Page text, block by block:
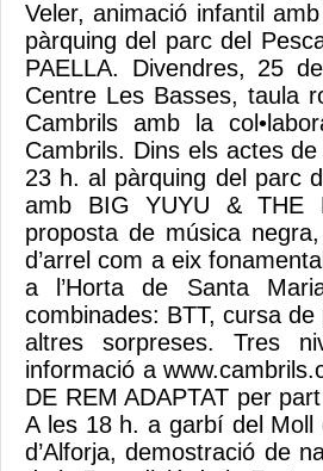
Veler, animació infantil
pàrquing del parc del
PAELLA. Divendres, 25
Centre Les Basses, taula
Cambrils amb la
Cambrils. Dins els actes
23 h. al pàrquing del parc
amb BIG YUYU & THE
proposta de música
d’arrel com a eix
a l’Horta de Santa
combinades: BTT, cursa
altres sorpreses. Tres
informació a
DE REM ADAPTAT per
A les 18 h. a garbí del
d’Alforja, demostració de